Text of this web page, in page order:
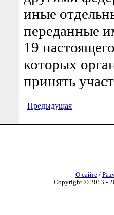
иные
переданные
19
которых
принять
Предыдущая
О сайте/
Copyright © 2013 -